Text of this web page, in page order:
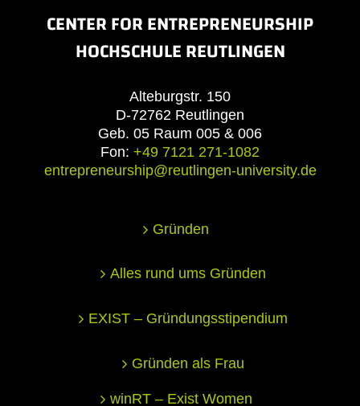
CENTER FOR ENTREPRENEURSHIP
HOCHSCHULE REUTLINGEN
Alteburgstr. 150
D-72762 Reutlingen
Geb. 05 Raum 005 & 006
Fon: +49 7121 271-1082
entrepreneurship@reutlingen-university.de
Gründen
Alles rund ums Gründen
EXIST – Gründungsstipendium
Gründen als Frau
winRT – Exist Women